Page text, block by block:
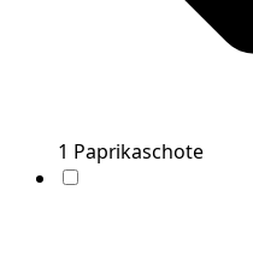
1 Paprikaschote